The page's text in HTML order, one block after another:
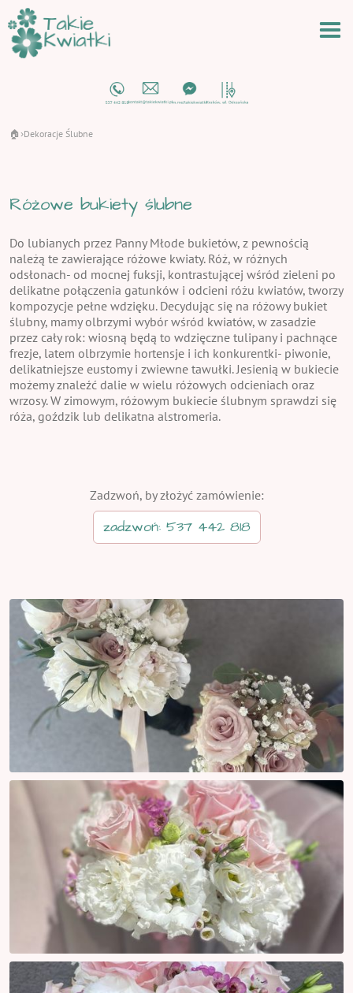
🏠 ›Dekoracje Ślubne
Różowe bukiety ślubne
Do lubianych przez Panny Młode bukietów, z pewnością
należą te zawierające różowe kwiaty. Róż, w różnych
odsłonach- od mocnej fuksji, kontrastującej wśród zieleni po
delikatne połączenia gatunków i odcieni różu kwiatów, tworzy
kompozycje pełne wdzięku. Decydując się na różowy bukiet
ślubny, mamy olbrzymi wybór wśród kwiatów, w zasadzie
przez cały rok: wiosną będą to wdzięczne tulipany i pachnące
frezje, latem olbrzymie hortensje i ich konkurentki- piwonie,
delikatniejsze eustomy i zwiewne tawułki. Jesienią w bukiecie
możemy znaleźć dalie w wielu różowych odcieniach oraz
wrzosy. W zimowym, różowym bukiecie ślubnym sprawdzi się
róża, goździk lub delikatna alstromeria.
Zadzwoń, by złożyć zamówienie:
zadzwoń: 537 442 818